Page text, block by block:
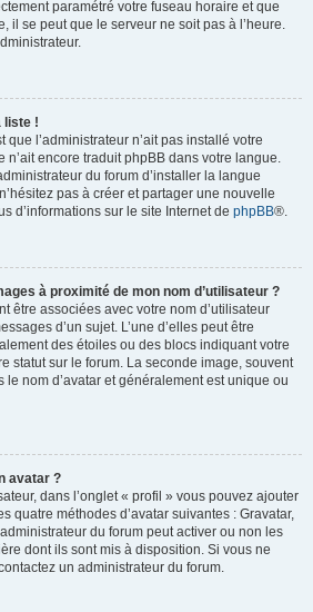
paramétré votre fuseau horaire et que
il se peut que le serveur ne soit pas à l’heure.
liste !
l’administrateur n’ait pas installé votre
n’ait encore traduit phpBB dans votre langue.
du forum d’installer la langue
pas à créer et partager une nouvelle
d’informations sur le site Internet de phpBB®.
à proximité de mon nom d’utilisateur ?
être associées avec votre nom d’utilisateur
d’un sujet. L’une d’elles peut être
des étoiles ou des blocs indiquant votre
statut sur le forum. La seconde image, souvent
nom d’avatar et généralement est unique ou
avatar ?
dans l’onglet « profil » vous pouvez ajouter
quatre méthodes d’avatar suivantes : Gravatar,
du forum peut activer ou non les
dont ils sont mis à disposition. Si vous ne
un administrateur du forum.